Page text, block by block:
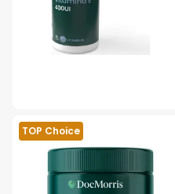
TOP Choice